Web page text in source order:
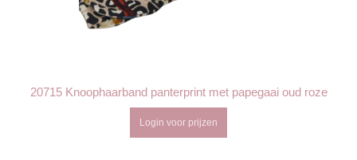
20715 Knoophaarband panterprint met papegaai oud roze
Login voor prijzen